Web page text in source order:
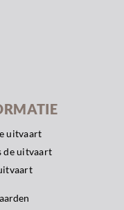
uitvaart
de uitvaart